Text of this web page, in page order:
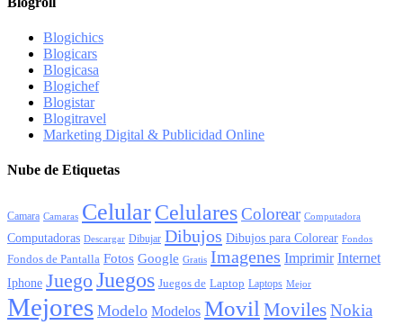
Blogichics
Blogicars
Blogicasa
Blogichef
Blogistar
Blogitravel
Marketing Digital & Publicidad Online
Nube de Etiquetas
Camara Camaras CelularCelularesColorear Computadora
Computadoras Descargar Dibujar Dibujos Dibujos para Colorear Fondos
Fondos de Pantalla Fotos Google Gratis Imagenes Imprimir Internet
Iphone Juego Juegos Juegos de Laptop Laptops Mejor
Mejores Modelo Modelos Movil MovilesNokia